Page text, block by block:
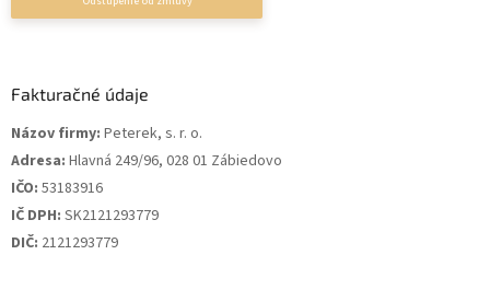
Fakturačné údaje
Názov firmy: Peterek, s. r. o.
Adresa: Hlavná 249/96, 028 01 Zábiedovo
IČO: 53183916
IČ DPH: SK2121293779
DIČ: 2121293779